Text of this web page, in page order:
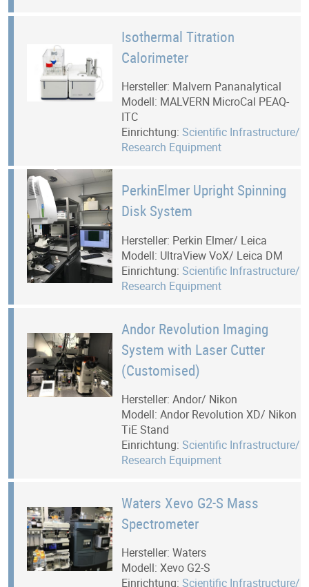
Isothermal Titration
Calorimeter
Hersteller: Malvern Pananalytical
Modell: MALVERN MicroCal PEAQ-
ITC
Einrichtung: Scientific Infrastructure/
Research Equipment
PerkinElmer Upright Spinning
Disk System
Hersteller: Perkin Elmer/ Leica
Modell: UltraView VoX/ Leica DM
Einrichtung: Scientific Infrastructure/
Research Equipment
Andor Revolution Imaging
System with Laser Cutter
(Customised)
Hersteller: Andor/ Nikon
Modell: Andor Revolution XD/ Nikon
TiE Stand
Einrichtung: Scientific Infrastructure/
Research Equipment
Waters Xevo G2-S Mass
Spectrometer
Hersteller: Waters
Modell: Xevo G2-S
Einrichtung: Scientific Infrastructure/